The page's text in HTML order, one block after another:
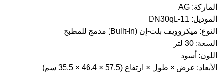
الماركة: AG
الموديل: 11-DN30qL
النوع: ميكروويف بلت-إن (Built-in) مدمج للمطبخ
السعة: 30 لتر
اللون: أسود
الأبعاد: عرض × طول × ارتفاع (57.5 × 46.4 × 35.5 سم)